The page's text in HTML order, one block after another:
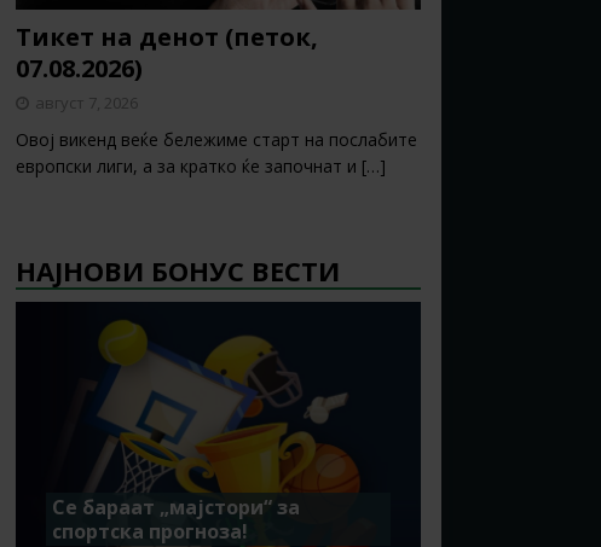
Тикет на денот (петок,
07.08.2026)
август 7, 2026
Овој викенд веќе бележиме старт на послабите
европски лиги, а за кратко ќе започнат и […]
НАЈНОВИ БОНУС ВЕСТИ
Се бараат „мајстори“ за
спортска прогноза!